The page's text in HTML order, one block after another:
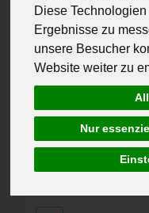
Diese
Ergebnisse zu
unsere Besucher
Website weiter zu
Nur
9,89 €*/ kg
0,89 € / Stk, 1 Stück ca.